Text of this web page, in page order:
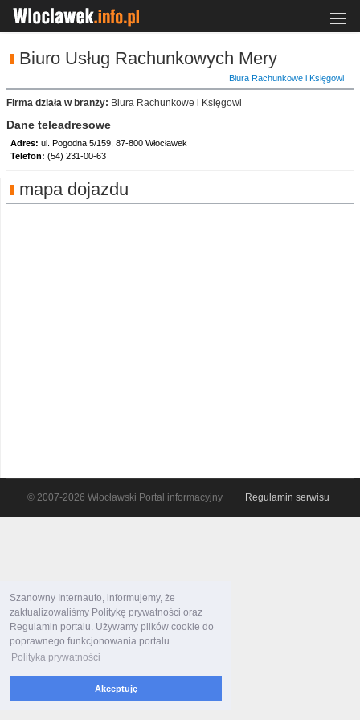
Szanowny Internauto, informujemy, że
zaktualizowaliśmy Politykę prywatności oraz
Regulamin portalu. Używamy plików cookie do
poprawnego funkcjonowania portalu.
Polityka prywatności
Akceptuję
Biuro Usług Rachunkowych Mery
Biura Rachunkowe i Księgowi
Firma działa w branży: Biura Rachunkowe i Księgowi
Dane teleadresowe
Adres: ul. Pogodna 5/159, 87-800 Włocławek
Telefon: (54) 231-00-63
mapa dojazdu
© 2007-2026 Włocławski Portal informacyjny Regulamin serwisu